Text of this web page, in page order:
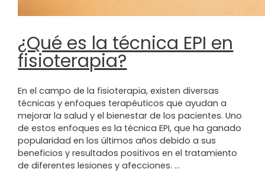
¿Qué es la técnica EPI en
fisioterapia?
En el campo de la fisioterapia, existen diversas
técnicas y enfoques terapéuticos que ayudan a
mejorar la salud y el bienestar de los pacientes. Uno
de estos enfoques es la técnica EPI, que ha ganado
popularidad en los últimos años debido a sus
beneficios y resultados positivos en el tratamiento
de diferentes lesiones y afecciones. …